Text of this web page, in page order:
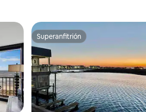
Superanfitrión
Superanfitrión